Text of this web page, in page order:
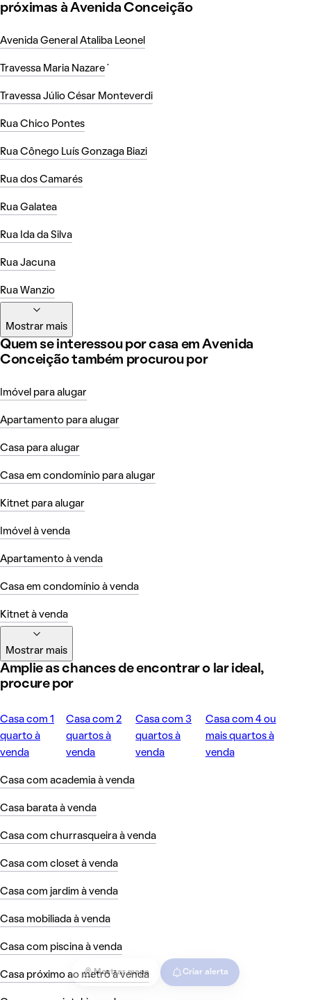
Mostrar mapa Criar alerta
próximas à Avenida Conceição
Avenida General Ataliba Leonel
Travessa Maria Nazarė
Travessa Júlio César Monteverdi
Rua Chico Pontes
Rua Cônego Luís Gonzaga Biazi
Rua dos Camarés
Rua Galatea
Rua Ida da Silva
Rua Jacuna
Rua Wanzio
Mostrar mais
Quem se interessou por casa em Avenida
Conceição também procurou por
Imóvel para alugar
Apartamento para alugar
Casa para alugar
Casa em condomínio para alugar
Kitnet para alugar
Imóvel à venda
Apartamento à venda
Casa em condomínio à venda
Kitnet à venda
Mostrar mais
Amplie as chances de encontrar o lar ideal,
procure por
Casa com 1
quarto à
venda
Casa com 2
quartos à
venda
Casa com 3
quartos à
venda
Casa com 4 ou
mais quartos à
venda
Casa com academia à venda
Casa barata à venda
Casa com churrasqueira à venda
Casa com closet à venda
Casa com jardim à venda
Casa mobiliada à venda
Casa com piscina à venda
Casa próximo ao metrô à venda